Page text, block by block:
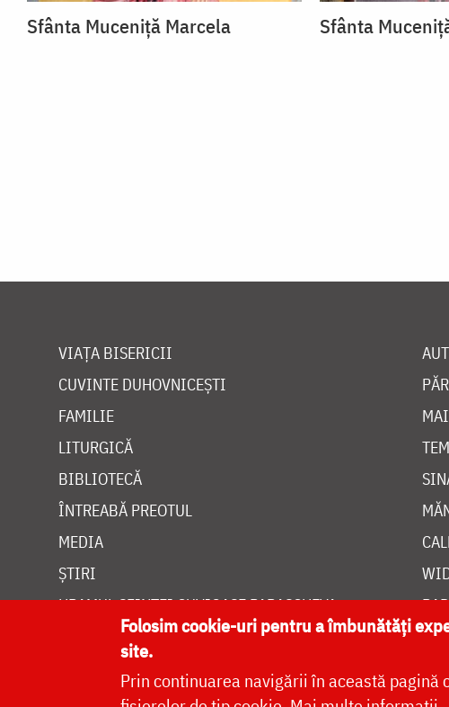
Sfânta Muceniță Marcela Sfânta
VIAȚA BISERICII
CUVINTE DUHOVNICEȘTI
FAMILIE
LITURGICĂ
BIBLIOTECĂ
ÎNTREABĂ PREOTUL
MEDIA
ȘTIRI
HRAMUL SFINTEI CUVIOASE PARASCHEVA
Folosim cookie-uri pentru a îmbunătăți
site.
Prin continuarea navigării în această